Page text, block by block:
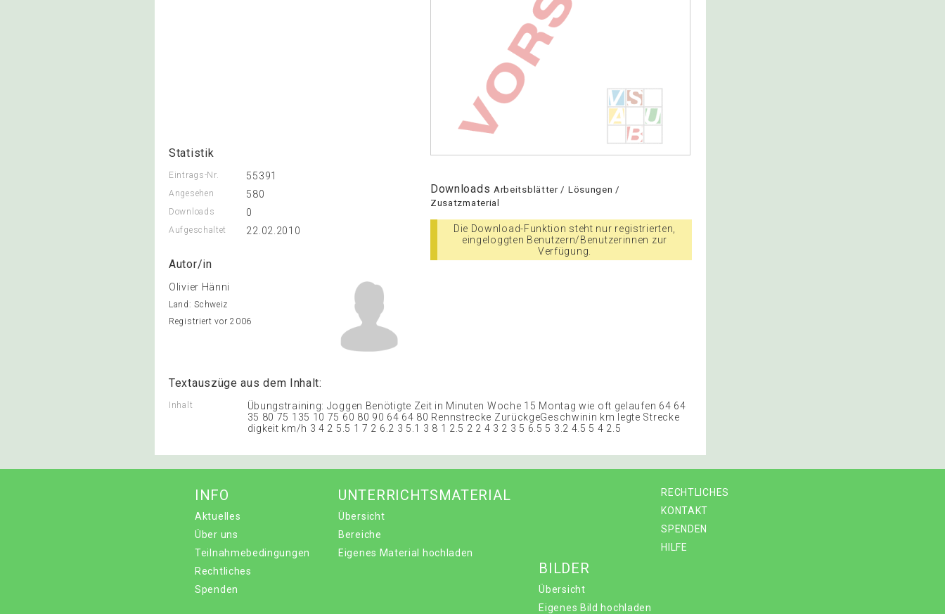
Statistik
Eintrags-Nr. 55391
Angesehen 580
Downloads 0
Aufgeschaltet 22.02.2010
Autor/in
Olivier Hänni
Land: Schweiz
Registriert vor 2006
Downloads Arbeitsblätter / Lösungen /
Zusatzmaterial
Die Download-Funktion steht nur registrierten,
eingeloggten Benutzern/Benutzerinnen zur
Verfügung.
Textauszüge aus dem Inhalt:
Inhalt
Übungstraining: Joggen Benötigte Zeit in Minuten Woche 15 Montag wie oft gelaufen 64 64
35 80 75 135 10 75 60 80 90 64 64 80 Rennstrecke ZurückgeGeschwinin km legte Strecke
digkeit km/h 3 4 2 5.5 1 7 2 6.2 3 5.1 3 8 1 2.5 2 2 4 3 2 3 5 6.5 5 3.2 4.5 5 4 2.5
RECHTLICHES
KONTAKT
SPENDEN
HILFE
INFO
Aktuelles
Über uns
Teilnahmebedingungen
Rechtliches
Spenden
UNTERRICHTSMATERIAL
Übersicht
Bereiche
Eigenes Material hochladen
BILDER
Übersicht
Eigenes Bild hochladen